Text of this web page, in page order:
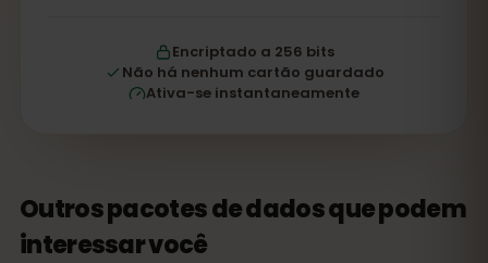
Encriptado a 256 bits
Não há nenhum cartão guardado
Ativa-se instantaneamente
Outros pacotes de dados que podem
interessar você